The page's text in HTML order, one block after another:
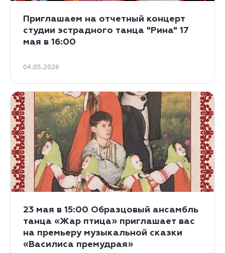
Приглашаем на отчетный концерт
студии эстрадного танца "Рина" 17
мая в 16:00
04.05.2026
23 мая в 15:00 Образцовый ансамбль
танца «Жар птица» приглашает вас
на премьеру музыкальной сказки
«Василиса премудрая»